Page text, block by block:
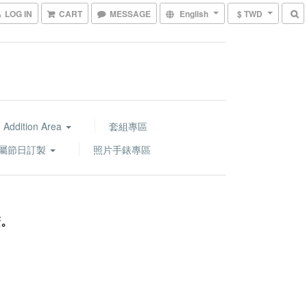
LOG IN CART MESSAGE English $ TWD
Area
套組專區
節日訂製 照片手錶專區